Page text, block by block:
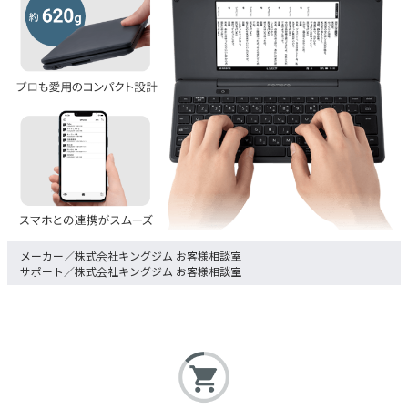
株式会社キングジム お客様相談室
株式会社キングジム お客様相談室